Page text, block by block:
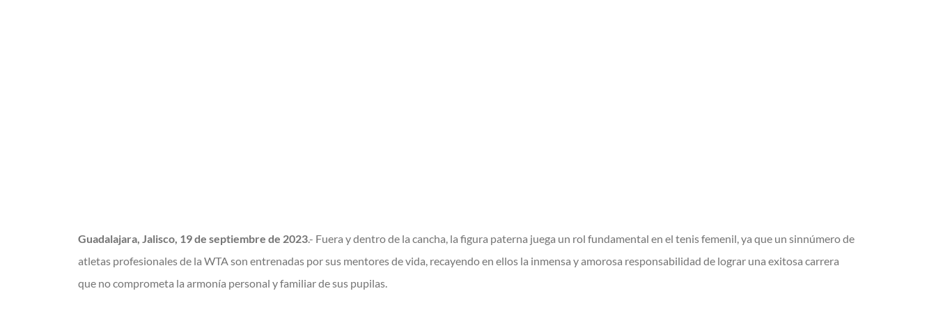
Guadalajara, Jalisco, 19 de septiembre de 2023.- Fuera y dentro de la cancha, la figura paterna juega un rol fundamental en el tenis femenil, ya que un sinnúmero de
atletas profesionales de la WTA son entrenadas por sus mentores de vida, recayendo en ellos la inmensa y amorosa responsabilidad de lograr una exitosa carrera
que no comprometa la armonía personal y familiar de sus pupilas.